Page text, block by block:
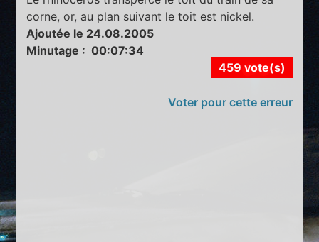
corne, or, au plan suivant le toit est nickel.
Ajoutée le 24.08.2005
Minutage : 00:07:34
459 vote(s)
Voter pour cette erreur